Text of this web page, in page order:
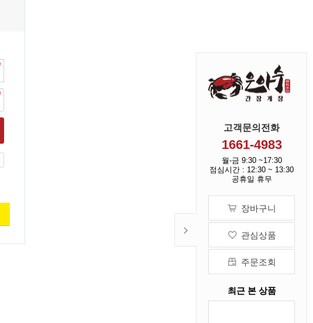
고객문의전화
1661-4983
월-금 9:30 ~17:30
점심시간 : 12:30 ~ 13:30
공휴일 휴무
장바구니
관심상품
주문조회
최근 본 상품